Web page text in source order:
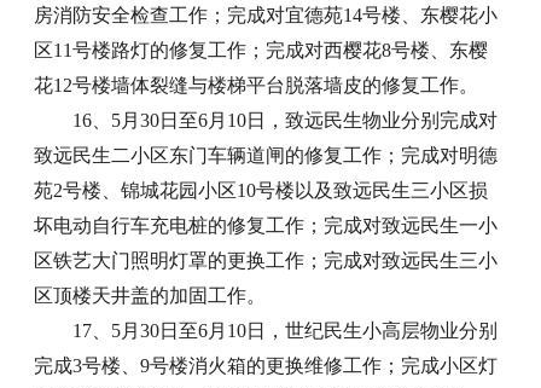
房消防安全检查工作；完成对宜德苑14号楼、东樱花小
区11号楼路灯的修复工作；完成对西樱花8号楼、东樱
花12号楼墙体裂缝与楼梯平台脱落墙皮的修复工作。
16、5月30日至6月10日，致远民生物业分别完成对
致远民生二小区东门车辆道闸的修复工作；完成对明德
苑2号楼、锦城花园小区10号楼以及致远民生三小区损
坏电动自行车充电桩的修复工作；完成对致远民生一小
区铁艺大门照明灯罩的更换工作；完成对致远民生三小
区顶楼天井盖的加固工作。
17、5月30日至6月10日，世纪民生小高层物业分别
完成3号楼、9号楼消火箱的更换维修工作；完成小区灯